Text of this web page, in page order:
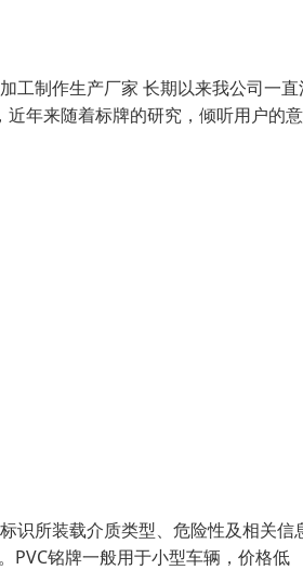
工制作生产厂家 长期以来我公司一
年来随着标牌的研究，倾听用户的意
识所装载介质类型、危险性及相关信
PVC铭牌一般用于小型车辆，价格低